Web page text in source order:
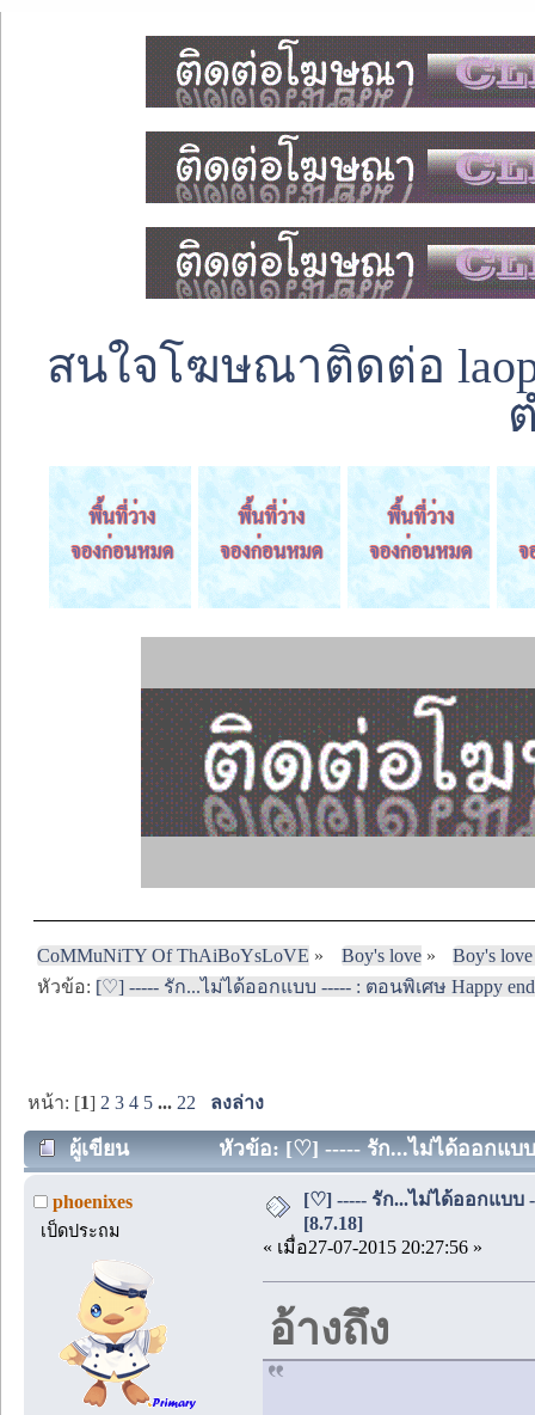
สนใจโฆษณาติดต่อ
CoMMuNiTY Of ThAiBoYsLoVE » Boy's love»
Boy's
หัวข้อ: [♡] ----- รัก...ไม่ได้ออกแบบ ----- : ตอนพิเศษ Happy
หน้า: [1] 2 3 4 5 ... 22 ลงล่าง
ผู้เขียน หัวข้อ: [♡] ----- รัก...ไม่ได้ออกแบบ
phoenixes
เป็ดประถม
[♡] ----- รัก...ไม่ได้ออกแบบ
[8.7.18]
« เมื่อ27-07-2015 20:27:56 »
อ้างถึง